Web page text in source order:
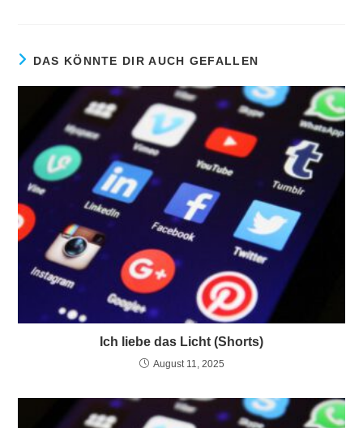
DAS KÖNNTE DIR AUCH GEFALLEN
Ich liebe das Licht (Shorts)
August 11, 2025